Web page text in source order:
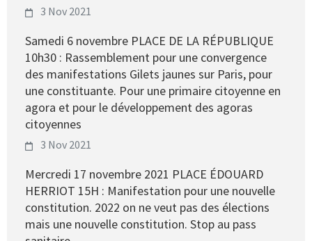
3 Nov 2021
Samedi 6 novembre PLACE DE LA RÉPUBLIQUE
10h30 : Rassemblement pour une convergence
des manifestations Gilets jaunes sur Paris, pour
une constituante. Pour une primaire citoyenne en
agora et pour le développement des agoras
citoyennes
3 Nov 2021
Mercredi 17 novembre 2021 PLACE ÉDOUARD
HERRIOT 15H : Manifestation pour une nouvelle
constitution. 2022 on ne veut pas des élections
mais une nouvelle constitution. Stop au pass